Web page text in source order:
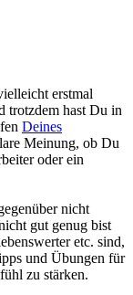
erstmal
trotzdem hast Du in
Deines
Meinung, ob Du
oder ein
nicht
gut genug bist
etc. sind,
und Übungen für
zu stärken.